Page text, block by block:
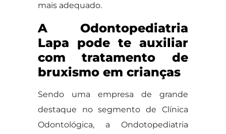
mais adequado.
A Odontopediatria
Lapa pode te auxiliar
com tratamento de
bruxismo em crianças
Sendo uma empresa de grande
destaque no segmento de Clínica
Odontológica, a Ondotopediatria